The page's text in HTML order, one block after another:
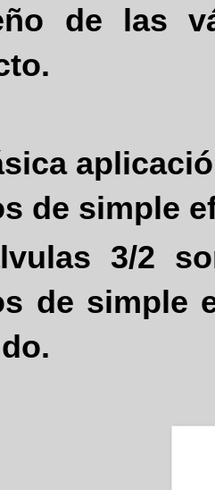
de las
de simple
3/2
de simple